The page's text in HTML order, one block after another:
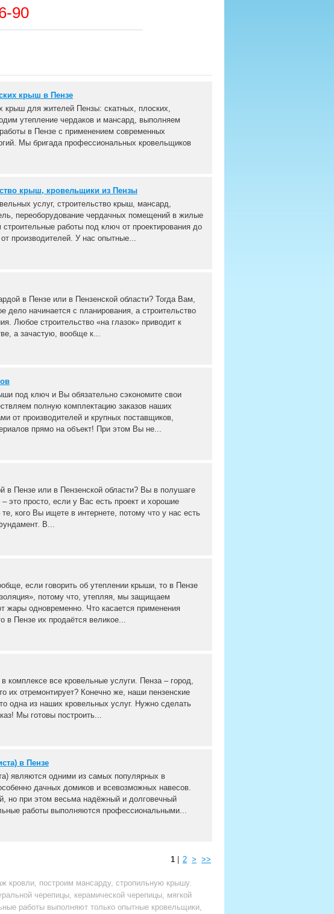
90
крыш в Пензе
для жителей Пензы: скатных, плоских,
утепление чердаков и мансард, выполняем
в Пензе с применением современных
Мы бригада профессиональных кровельщиков
крыш, кровельщики из Пензы
услуг, строительство крыш, мансард,
переоборудование чердачных помещений в жилые
работы под ключ от проектирования до
производителей. У нас опытные...
в Пензе или в Пензенской области? Тогда Вам,
дело начинается с планирования, а строительство
Любое строительство «на глазок» приводит к
а зачастую, вообще к...
под ключ и Вы обязательно сэкономите свои
полную комплектацию заказов наших
от производителей и крупных поставщиков,
прямо на объект! При этом Вы не...
в Пензе или в Пензенской области? Вы в полушаге
это просто, если у Вас есть проект и хорошие
кого Вы ищете в интернете, потому что у нас есть
В...
если говорить об утеплении крыши, то в Пензе
потому что, утепляя, мы защищаем
жары одновременно. Что касается применения
в Пензе их продаётся великое...
комплексе все кровельные услуги. Пенза – город,
их отремонтирует? Конечно же, наши пензенские
одна из наших кровельных услуг. Нужно сделать
Мы готовы построить...
в Пензе
являются одними из самых популярных в
дачных домиков и всевозможных навесов.
но при этом весьма надёжный и долговечный
работы выполняются профессиональными...
1 2 > >>
кровли, построим мансарду, стропильную крышу.
черепицы, керамической черепицы, мягкой
работы выполняют только опытные кровельщики,